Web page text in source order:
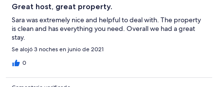
Great host, great property.
Sara was extremely nice and helpful to deal with. The property
is clean and has everything you need. Overall we had a great
stay.
Se alojó 3 noches en junio de 2021
0